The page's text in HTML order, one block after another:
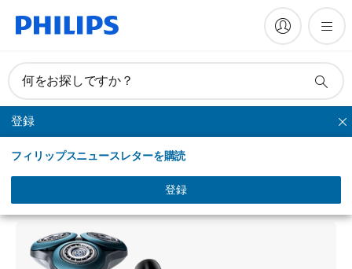
何をお探しですか？
登録
フィリップスニュースレターを購読
登録
シリーズシェーバー
ウェット＆ドライ電気シェーバー